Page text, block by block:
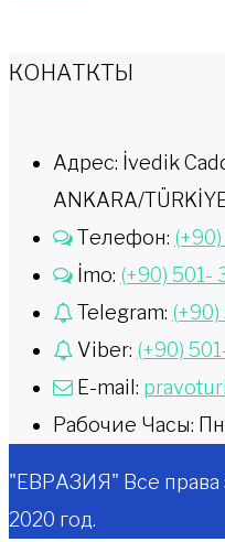
КОНАТКТЫ
Адрес: İvedik
ANKARA/
Телефон:
İmo: (+90) 501-
Telegram:
Viber: (+90)
E-mail:
Рабочие Часы:
"ЕВРАЗИЯ" Все
2020 год.